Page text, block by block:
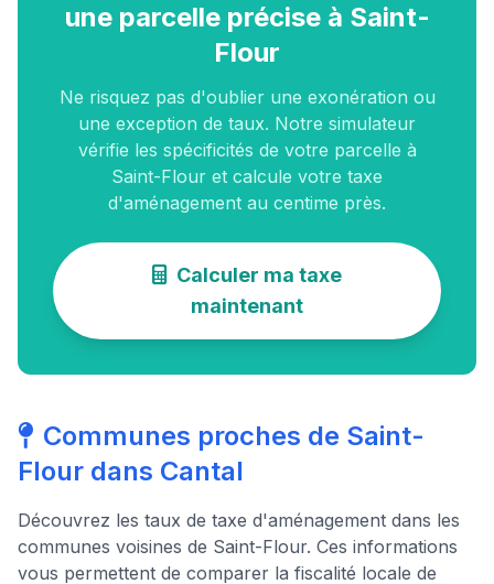
une parcelle précise à Saint-
Flour
Ne risquez pas d'oublier une exonération ou
une exception de taux. Notre simulateur
vérifie les spécificités de votre parcelle à
Saint-Flour et calcule votre taxe
d'aménagement au centime près.
Calculer ma taxe
maintenant
Communes proches de Saint-
Flour dans Cantal
Découvrez les taux de taxe d'aménagement dans les
communes voisines de Saint-Flour. Ces informations
vous permettent de comparer la fiscalité locale de